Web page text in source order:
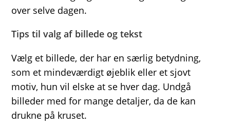
over selve dagen.
Tips til valg af billede og tekst
Vælg et billede, der har en særlig betydning,
som et mindeværdigt øjeblik eller et sjovt
motiv, hun vil elske at se hver dag. Undgå
billeder med for mange detaljer, da de kan
drukne på kruset.